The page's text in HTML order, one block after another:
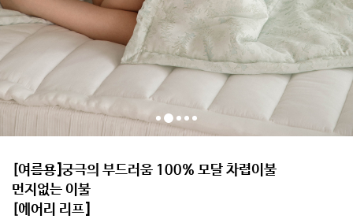
[여름용]궁극의 부드러움 100% 모달 차렵이불
먼지없는 이불
[에어리 리프]